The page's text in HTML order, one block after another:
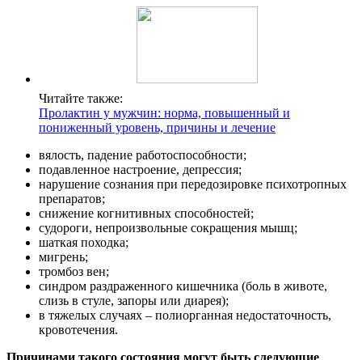
Читайте также:
Пролактин у мужчин: норма, повышенный и
пониженный уровень, причины и лечение
вялость, падение работоспособности;
подавленное настроение, депрессия;
нарушение сознания при передозировке психотропных
препаратов;
снижение когнитивных способностей;
судороги, непроизвольные сокращения мышц;
шаткая походка;
мигрень;
тромбоз вен;
синдром раздраженного кишечника (боль в животе,
слизь в стуле, запоры или диарея);
в тяжелых случаях – полиорганная недостаточность,
кровотечения.